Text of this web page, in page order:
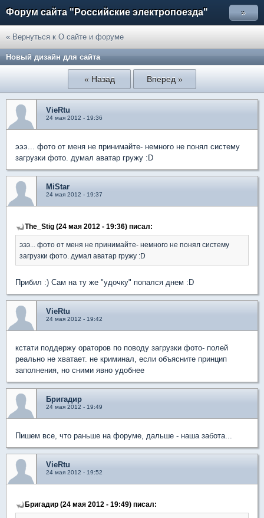
Форум сайта "Российские электропоезда" »
« Вернуться к О сайте и форуме
Новый дизайн для сайта
« Назад Вперед »
VieRtu
24 мая 2012 - 19:36
эээ... фото от меня не принимайте- немного не понял систему
загрузки фото. думал аватар гружу :D
MiStar
24 мая 2012 - 19:37
The_Stig (24 мая 2012 - 19:36) писал:
эээ... фото от меня не принимайте- немного не понял систему
загрузки фото. думал аватар гружу :D
Прибил :) Сам на ту же "удочку" попался днем :D
VieRtu
24 мая 2012 - 19:42
кстати поддержу ораторов по поводу загрузки фото- полей
реально не хватает. не криминал, если объясните принцип
заполнения, но сними явно удобнее
Бригадир
24 мая 2012 - 19:49
Пишем все, что раньше на форуме, дальше - наша забота...
VieRtu
24 мая 2012 - 19:52
Бригадир (24 мая 2012 - 19:49) писал: